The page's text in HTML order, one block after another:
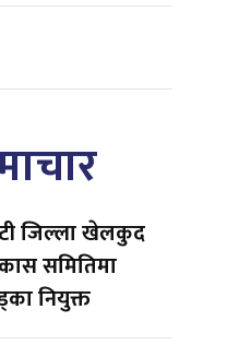
जिल्ला खेलकुद
समितिमा
नियुक्त